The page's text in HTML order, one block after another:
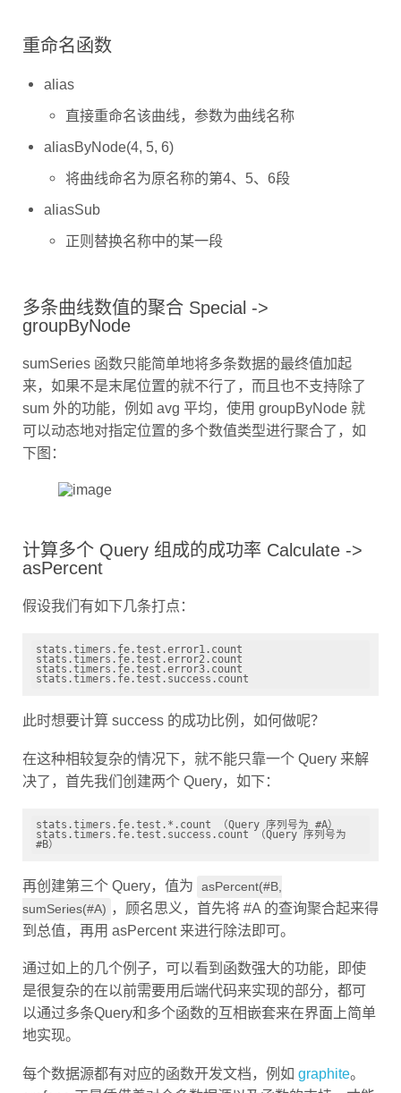
重命名函数
alias
直接重命名该曲线，参数为曲线名称
aliasByNode(4, 5, 6)
将曲线命名为原名称的第4、5、6段
aliasSub
正则替换名称中的某一段
多条曲线数值的聚合 Special ->
groupByNode
sumSeries 函数只能简单地将多条数据的最终值加起
来，如果不是末尾位置的就不行了，而且也不支持除了
sum 外的功能，例如 avg 平均，使用 groupByNode 就
可以动态地对指定位置的多个数值类型进行聚合了，如
下图：
计算多个 Query 组成的成功率 Calculate ->
asPercent
假设我们有如下几条打点：
stats.timers.fe.test.error1.count
stats.timers.fe.test.error2.count
stats.timers.fe.test.error3.count
stats.timers.fe.test.success.count
此时想要计算 success 的成功比例，如何做呢？
在这种相较复杂的情况下，就不能只靠一个 Query 来解
决了，首先我们创建两个 Query，如下：
stats.timers.fe.test.success.count （Query 序列号为
#B）
再创建第三个 Query，值为
，顾名思义，首先将 #A 的查询聚合起来得
到总值，再用 asPercent 来进行除法即可。
通过如上的几个例子，可以看到函数强大的功能，即使
是很复杂的在以前需要用后端代码来实现的部分，都可
以通过多条Query和多个函数的互相嵌套来在界面上简单
地实现。
每个数据源都有对应的函数开发文档，例如 graphite
grafana 正是凭借着对众多数据源以及函数的支持，才能